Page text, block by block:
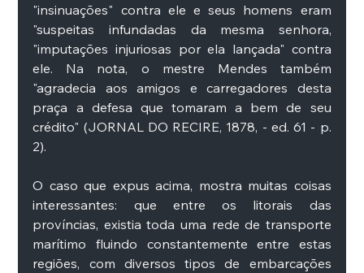
"insinuações" contra ele e seus homens eram
"suspeitas infundadas da mesma senhora,
"imputações injuriosas por ela lançada" contra
ele. Na nota, o mestre Mendes também
"agradecia aos amigos e carregadores desta
praça a defesa que tomaram a bem de seu
crédito" (JORNAL DO RECIRE, 1878, - ed. 61 - p.
2).
O caso que expus acima, mostra muitas coisas
interessantes: que entre os litorais das
províncias, existia toda uma rede de transporte
marítimo fluindo constantemente entre estas
regiões, com diversos tipos de embarcações